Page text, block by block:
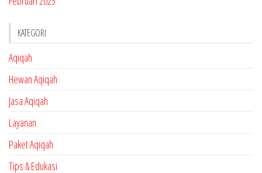
KATEGORI
Aqiqah
Hewan Aqiqah
Jasa Aqiqah
Layanan
Paket Aqiqah
Tips & Edukasi